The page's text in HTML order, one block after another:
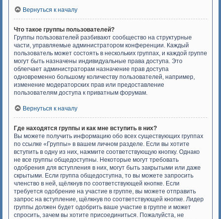
Вернуться к началу
Что такое группы пользователей?
Группы пользователей разбивают сообщество на структурные
части, управляемые администратором конференции. Каждый
пользователь может состоять в нескольких группах, и каждой группе
могут быть назначены индивидуальные права доступа. Это
облегчает администраторам назначение прав доступа
одновременно большому количеству пользователей, например,
изменение модераторских прав или предоставление
пользователям доступа к приватным форумам.
Вернуться к началу
Где находятся группы и как мне вступить в них?
Вы можете получить информацию обо всех существующих группах
по ссылке «Группы» в вашем личном разделе. Если вы хотите
вступить в одну из них, нажмите соответствующую кнопку. Однако
не все группы общедоступны. Некоторые могут требовать
одобрения для вступления в них, могут быть закрытыми или даже
скрытыми. Если группа общедоступна, то вы можете запросить
членство в ней, щёлкнув по соответствующей кнопке. Если
требуется одобрение на участие в группе, вы можете отправить
запрос на вступление, щёлкнув по соответствующей кнопке. Лидер
группы должен будет одобрить ваше участие в группе и может
спросить, зачем вы хотите присоединиться. Пожалуйста, не